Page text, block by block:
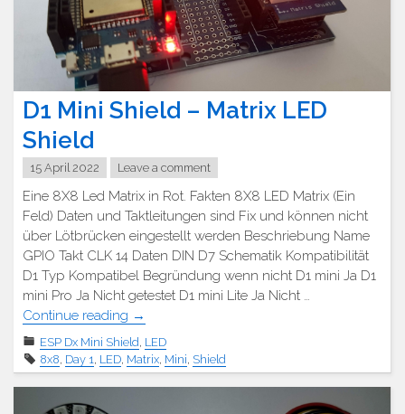
D1 Mini Shield – Matrix LED
Shield
15 April 2022 Leave a comment
Eine 8X8 Led Matrix in Rot. Fakten 8X8 LED Matrix (Ein
Feld) Daten und Taktleitungen sind Fix und können nicht
über Lötbrücken eingestellt werden Beschriebung Name
GPIO Takt CLK 14 Daten DIN D7 Schematik Kompatibilität
D1 Typ Kompatibel Begründung wenn nicht D1 mini Ja D1
mini Pro Ja Nicht getestet D1 mini Lite Ja Nicht …
Continue reading "D1
Mini
Shield
–
→
ESP Dx Mini Shield LED
8x8 Day 1 LED Matrix Mini Shield